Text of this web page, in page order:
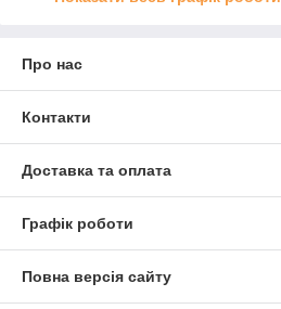
Про нас
Контакти
Доставка та оплата
Графік роботи
Повна версія сайту